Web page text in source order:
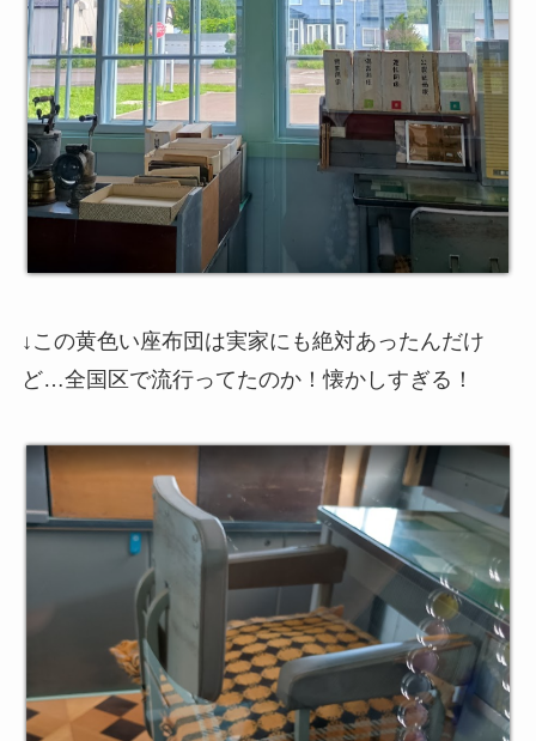
↓この黄色い座布団は実家にも絶対あったんだけ
ど…全国区で流行ってたのか！懐かしすぎる！